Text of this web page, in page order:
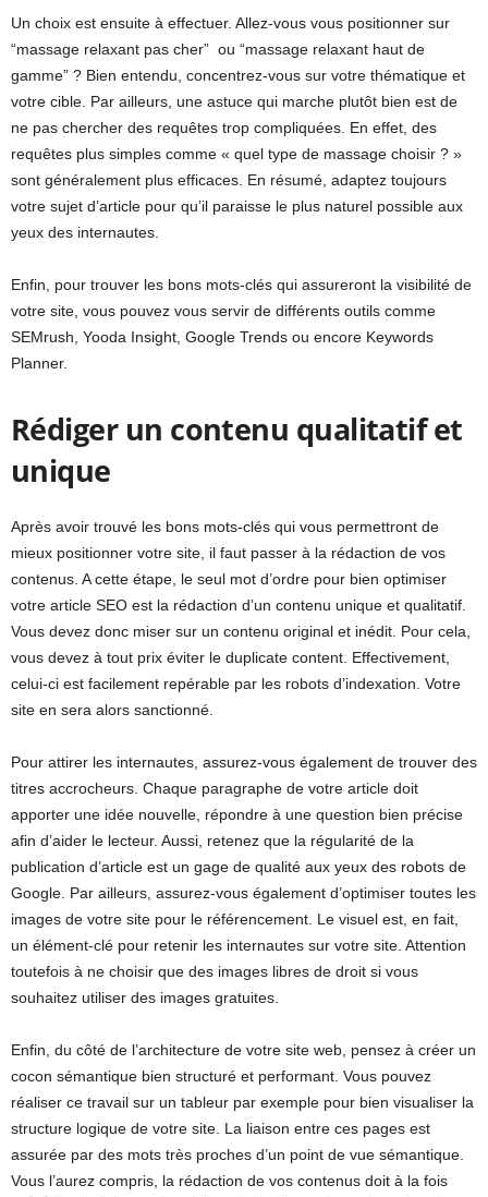
Un choix est ensuite à effectuer. Allez-vous vous positionner sur
“massage relaxant pas cher” ou “massage relaxant haut de
gamme” ? Bien entendu, concentrez-vous sur votre thématique et
votre cible. Par ailleurs, une astuce qui marche plutôt bien est de
ne pas chercher des requêtes trop compliquées. En effet, des
requêtes plus simples comme « quel type de massage choisir ? »
sont généralement plus efficaces. En résumé, adaptez toujours
votre sujet d’article pour qu’il paraisse le plus naturel possible aux
yeux des internautes.
Enfin, pour trouver les bons mots-clés qui assureront la visibilité de
votre site, vous pouvez vous servir de différents outils comme
SEMrush, Yooda Insight, Google Trends ou encore Keywords
Planner.
Rédiger un contenu qualitatif et
unique
Après avoir trouvé les bons mots-clés qui vous permettront de
mieux positionner votre site, il faut passer à la rédaction de vos
contenus. A cette étape, le seul mot d’ordre pour bien optimiser
votre article SEO est la rédaction d’un contenu unique et qualitatif.
Vous devez donc miser sur un contenu original et inédit. Pour cela,
vous devez à tout prix éviter le duplicate content. Effectivement,
celui-ci est facilement repérable par les robots d’indexation. Votre
site en sera alors sanctionné.
Pour attirer les internautes, assurez-vous également de trouver des
titres accrocheurs. Chaque paragraphe de votre article doit
apporter une idée nouvelle, répondre à une question bien précise
afin d’aider le lecteur. Aussi, retenez que la régularité de la
publication d’article est un gage de qualité aux yeux des robots de
Google. Par ailleurs, assurez-vous également d’optimiser toutes les
images de votre site pour le référencement. Le visuel est, en fait,
un élément-clé pour retenir les internautes sur votre site. Attention
toutefois à ne choisir que des images libres de droit si vous
souhaitez utiliser des images gratuites.
Enfin, du côté de l’architecture de votre site web, pensez à créer un
cocon sémantique bien structuré et performant. Vous pouvez
réaliser ce travail sur un tableur par exemple pour bien visualiser la
structure logique de votre site. La liaison entre ces pages est
assurée par des mots très proches d’un point de vue sémantique.
Vous l’aurez compris, la rédaction de vos contenus doit à la fois